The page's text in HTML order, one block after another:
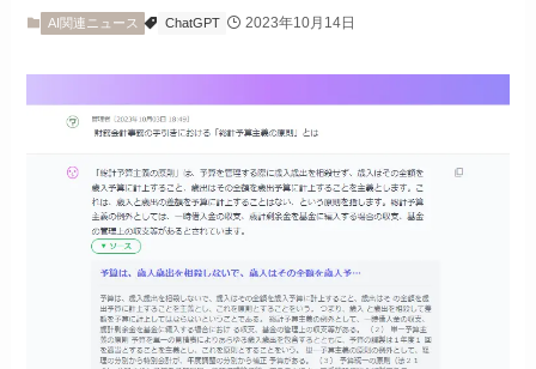
AI関連ニュース ChatGPT 2023年10月14日